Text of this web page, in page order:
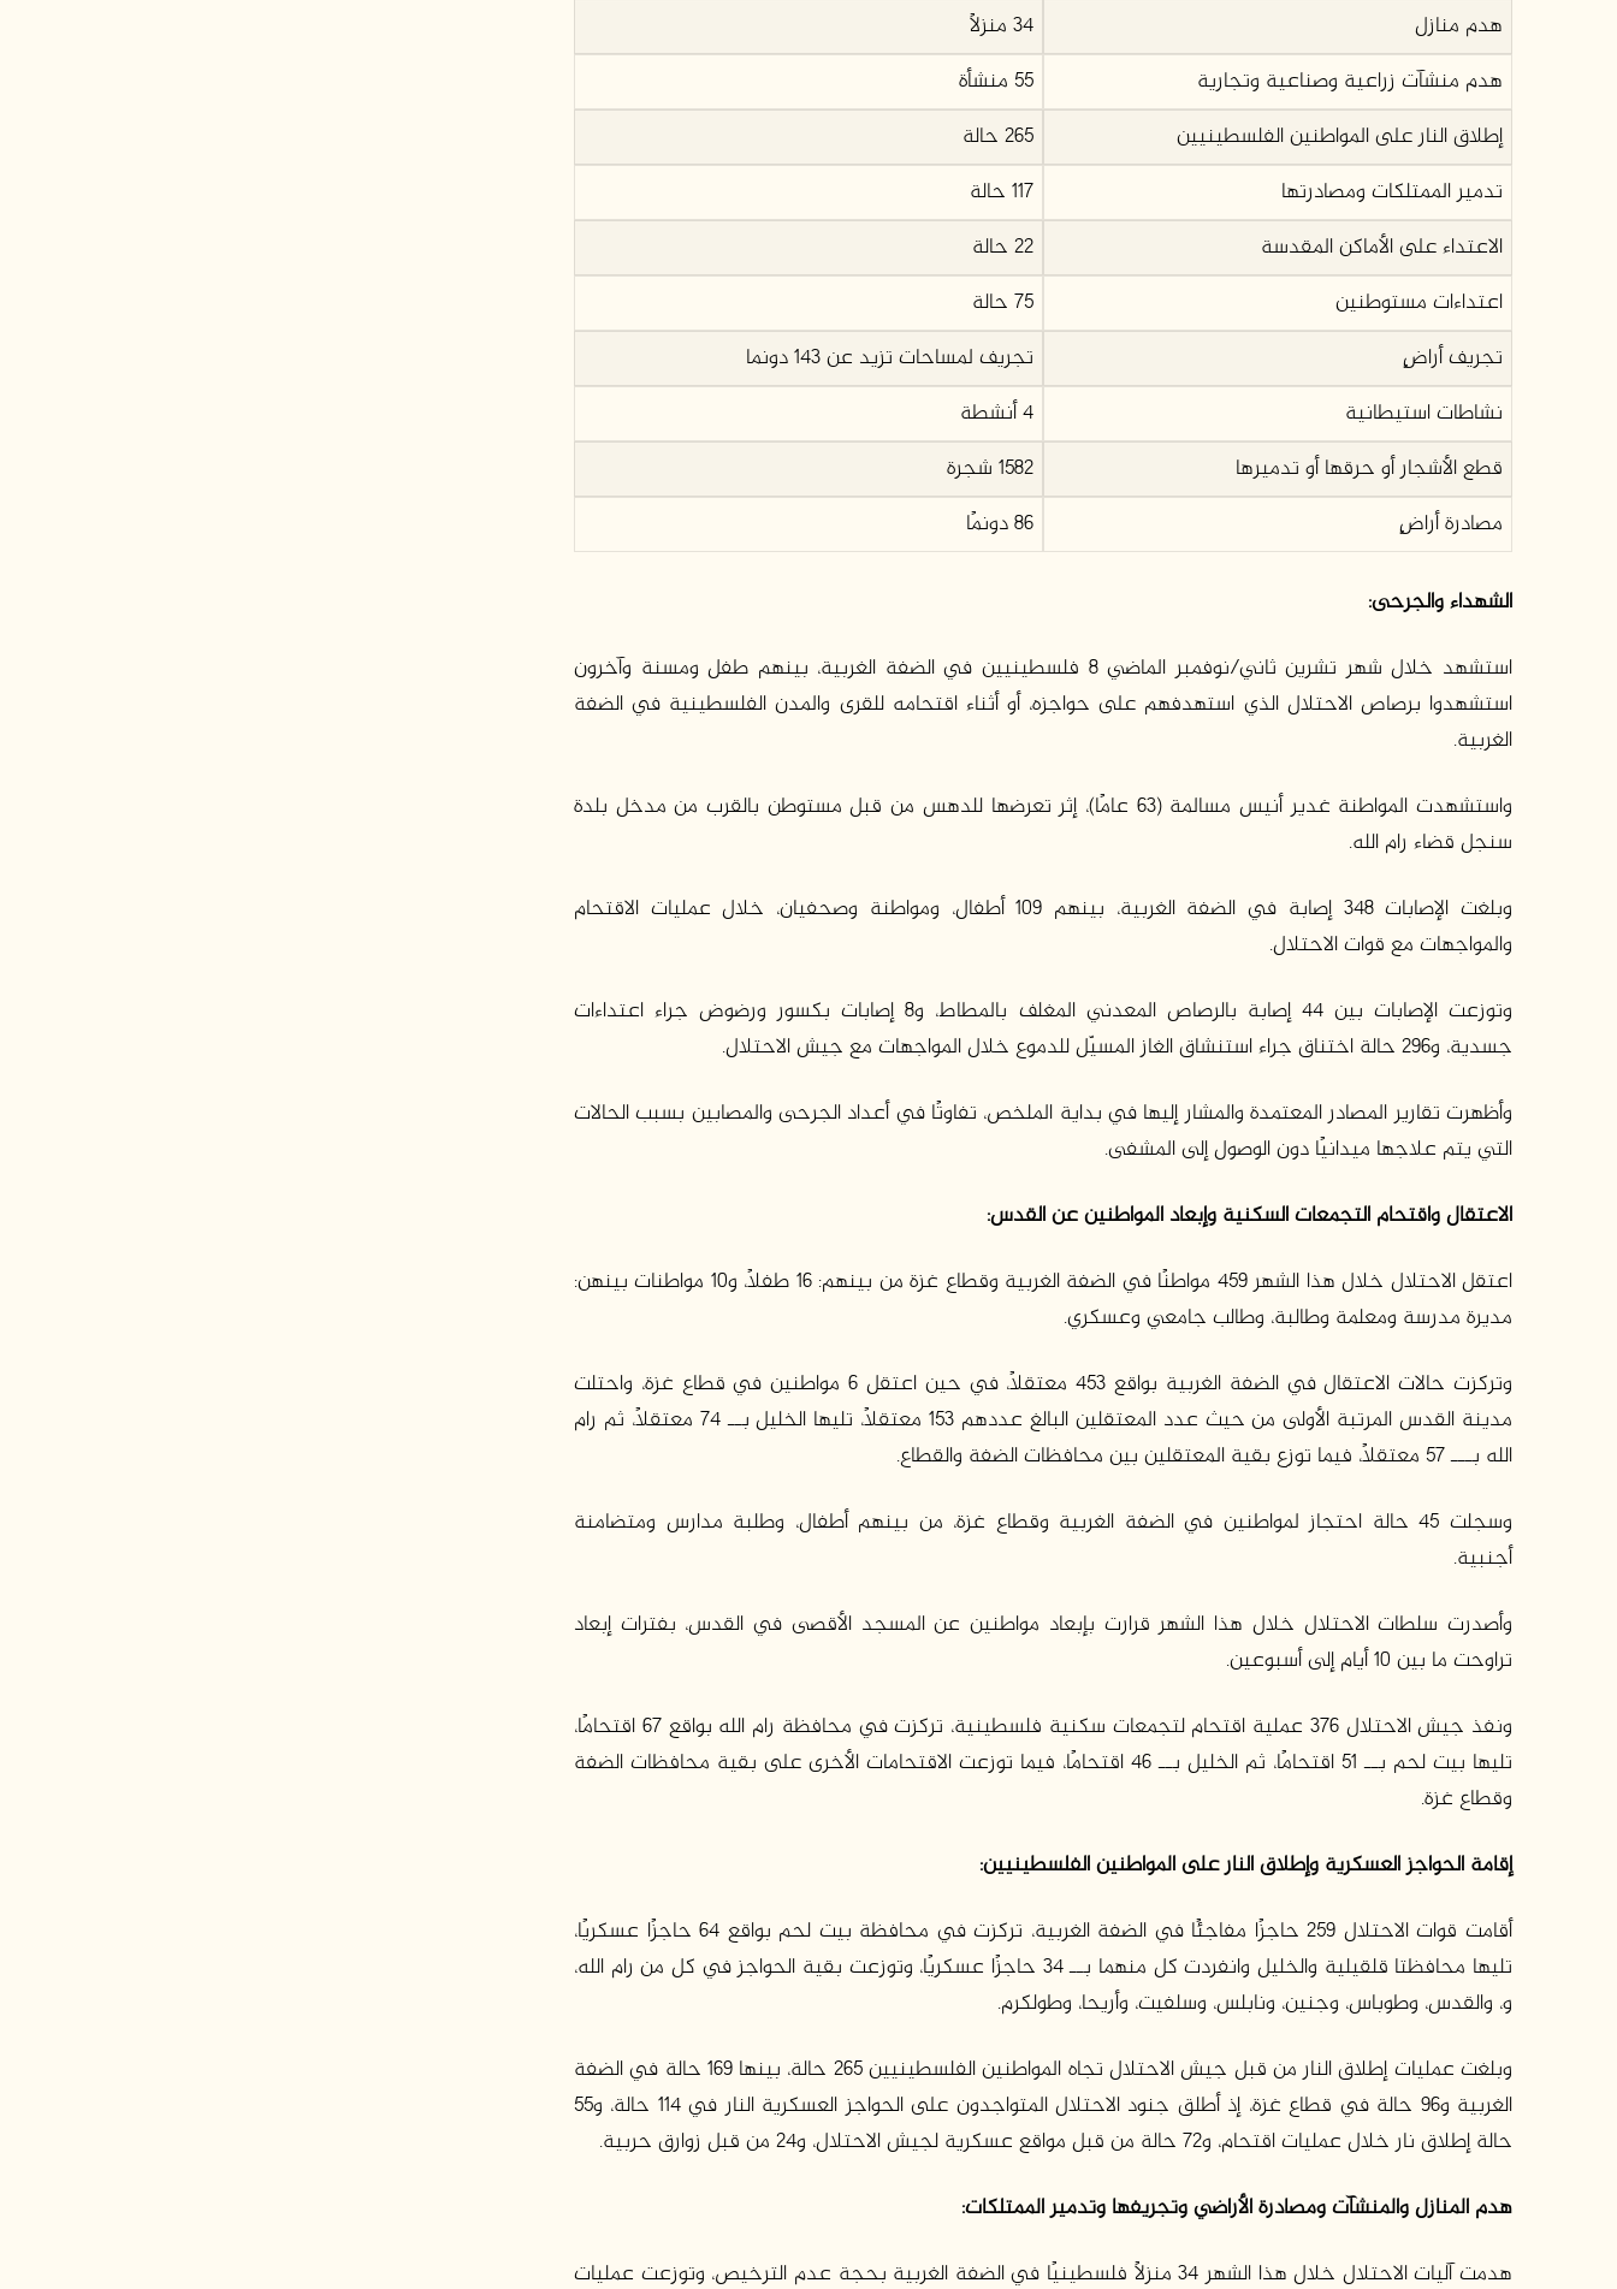
هدم منازل
34 منزلًا
هدم منشآت زراعية وصناعية وتجارية
55 منشأة
إطلاق النار على المواطنين الفلسطينيين
265 حالة
تدمير الممتلكات ومصادرتها
117 حالة
الاعتداء على الأماكن المقدسة
22 حالة
اعتداءات مستوطنين
75 حالة
تجريف أراضٍ
تجريف لمساحات تزيد عن 143 دونما
نشاطات استيطانية
4 أنشطة
قطع الأشجار أو حرقها أو تدميرها
1582 شجرة
مصادرة أراضٍ
86 دونمًا
الشهداء والجرحى:
استشهد خلال شهر تشرين ثاني/نوفمبر الماضي 8 فلسطينيين في الضفة الغربية، بينهم طفل ومسنة وآخرون
استشهدوا برصاص الاحتلال الذي استهدفهم على حواجزه، أو أثناء اقتحامه للقرى والمدن الفلسطينية في الضفة
الغربية.
واستشهدت المواطنة غدير أنيس مسالمة (63 عامًا)، إثر تعرضها للدهس من قبل مستوطن بالقرب من مدخل بلدة
سنجل قضاء رام الله.
وبلغت الإصابات 348 إصابة في الضفة الغربية، بينهم 109 أطفال، ومواطنة وصحفيان، خلال عمليات الاقتحام
والمواجهات مع قوات الاحتلال.
وتوزعت الإصابات بين 44 إصابة بالرصاص المعدني المغلف بالمطاط، و8 إصابات بكسور ورضوض جراء اعتداءات
جسدية، و296 حالة اختناق جراء استنشاق الغاز المسيّل للدموع خلال المواجهات مع جيش الاحتلال.
وأظهرت تقارير المصادر المعتمدة والمشار إليها في بداية الملخص، تفاوتًا في أعداد الجرحى والمصابين بسبب الحالات
التي يتم علاجها ميدانيًا دون الوصول إلى المشفى.
الاعتقال واقتحام التجمعات السكنية وإبعاد المواطنين عن القدس:
اعتقل الاحتلال خلال هذا الشهر 459 مواطنًا في الضفة الغربية وقطاع غزة من بينهم: 16 طفلًا، و10 مواطنات بينهن:
مديرة مدرسة ومعلمة وطالبة، وطالب جامعي وعسكري.
وتركزت حالات الاعتقال في الضفة الغربية بواقع 453 معتقلًا، في حين اعتقل 6 مواطنين في قطاع غزة، واحتلت
مدينة القدس المرتبة الأولى من حيث عدد المعتقلين البالغ عددهم 153 معتقلًا، تليها الخليل بــ 74 معتقلًا، ثم رام
الله بـــ 57 معتقلًا، فيما توزع بقية المعتقلين بين محافظات الضفة والقطاع.
وسجلت 45 حالة احتجاز لمواطنين في الضفة الغربية وقطاع غزة، من بينهم أطفال، وطلبة مدارس ومتضامنة
أجنبية.
وأصدرت سلطات الاحتلال خلال هذا الشهر قرارت بإبعاد مواطنين عن المسجد الأقصى في القدس، بفترات إبعاد
تراوحت ما بين 10 أيام إلى أسبوعين.
ونفذ جيش الاحتلال 376 عملية اقتحام لتجمعات سكنية فلسطينية، تركزت في محافظة رام الله بواقع 67 اقتحامًا،
تليها بيت لحم بــ 51 اقتحامًا، ثم الخليل بــ 46 اقتحامًا، فيما توزعت الاقتحامات الأخرى على بقية محافظات الضفة
وقطاع غزة.
إقامة الحواجز العسكرية وإطلاق النار على المواطنين الفلسطينيين:
أقامت قوات الاحتلال 259 حاجزًا مفاجئًا في الضفة الغربية، تركزت في محافظة بيت لحم بواقع 64 حاجزًا عسكريًا،
تليها محافظتا قلقيلية والخليل وانفردت كل منهما بــ 34 حاجزًا عسكريًا، وتوزعت بقية الحواجز في كل من رام الله،
و، والقدس، وطوباس، وجنين، ونابلس، وسلفيت، وأريحا، وطولكرم.
وبلغت عمليات إطلاق النار من قبل جيش الاحتلال تجاه المواطنين الفلسطينيين 265 حالة، بينها 169 حالة في الضفة
الغربية و96 حالة في قطاع غزة، إذ أطلق جنود الاحتلال المتواجدون على الحواجز العسكرية النار في 114 حالة، و55
حالة إطلاق نار خلال عمليات اقتحام، و72 حالة من قبل مواقع عسكرية لجيش الاحتلال، و24 من قبل زوارق حربية.
هدم المنازل والمنشآت ومصادرة الأراضي وتجريفها وتدمير الممتلكات:
هدمت آليات الاحتلال خلال هذا الشهر 34 منزلًا فلسطينيًا في الضفة الغربية بحجة عدم الترخيص، وتوزعت عمليات